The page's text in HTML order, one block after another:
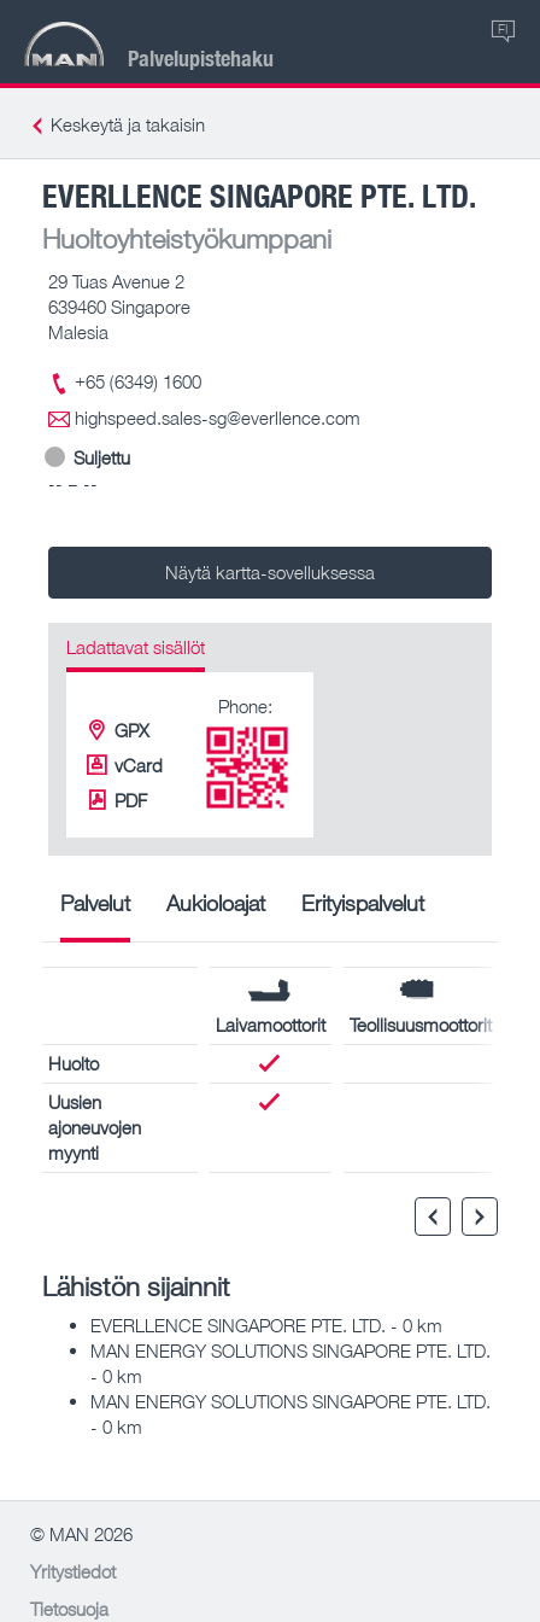
Palvelupistehaku
FI
Keskeytä ja takaisin
EVERLLENCE SINGAPORE PTE. LTD.
Huoltoyhteistyökumppani
29 Tuas Avenue 2
639460 Singapore
Malesia
+65 (6349) 1600
highspeed.sales-sg@everllence.com
Suljettu
-- – --
Näytä kartta-sovelluksessa
Ladattavat sisällöt
GPX
vCard
PDF
Phone:
Palvelut Aukioloajat Erityispalvelut
Laivamoottorit
Teollisuusmoottorit
Huolto
Uusien
ajoneuvojen
myynti
Lähistön sijainnit
EVERLLENCE SINGAPORE PTE. LTD. - 0 km
MAN ENERGY SOLUTIONS SINGAPORE PTE. LTD.
- 0 km
MAN ENERGY SOLUTIONS SINGAPORE PTE. LTD.
- 0 km
© MAN 2026
Yritystiedot
Tietosuoja